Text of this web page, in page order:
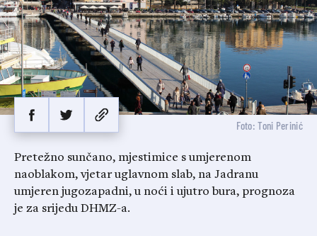
Foto: Toni Perinić
Pretežno sunčano, mjestimice s umjerenom
naoblakom, vjetar uglavnom slab, na Jadranu
umjeren jugozapadni, u noći i ujutro bura, prognoza
je za srijedu DHMZ-a.